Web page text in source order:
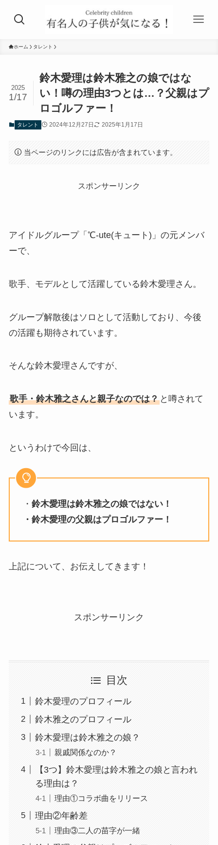
ホーム タレント
鈴木愛理は鈴木雅之の娘ではな
い！噂の理由3つとは…？父親はプ
ロゴルファー！
2025
1/17
タレント 2024年12月27日 2025年1月17日
当ページのリンクには広告が含まれています。
スポンサーリンク
アイドルグループ「℃-ute(キュート)」の元メンバ
ーで、
歌手、モデルとして活躍している鈴木愛理さん。
グループ解散後はソロとして活動しており、今後
の活躍も期待されています。
そんな鈴木愛理さんですが、
歌手・鈴木雅之さんと親子なのでは？と噂されて
います。
というわけで今回は、
・ 鈴木愛理は鈴木雅之の娘ではない！
・鈴木愛理の父親はプロゴルファー！
上記について、お伝えしてきます！
スポンサーリンク
目次
鈴木愛理のプロフィール
鈴木雅之のプロフィール
鈴木愛理は鈴木雅之の娘？
親戚関係なのか？
【3つ】鈴木愛理は鈴木雅之の娘と言われ
る理由は？
理由①コラボ曲をリリース
理由②年齢差
理由③二人の苗字が一緒